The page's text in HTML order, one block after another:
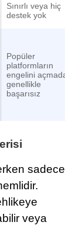
Sınırlı veya hiç
destek yok
Popüler
platformların
engelini açmada
genellikle
başarısız
sadece
veya